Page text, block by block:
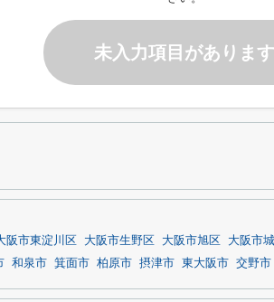
未入力項目があります
阪市東淀川区 大阪市生野区 大阪市旭区
大阪市
和泉市 箕面市 柏原市 摂津市 東大阪市 交野市